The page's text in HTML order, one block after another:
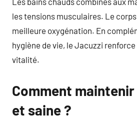
les tensions musculaires. Le corps
meilleure oxygénation. En
hygiène de vie, le Jacuzzi
vitalité.
Comment maintenir
et saine ?